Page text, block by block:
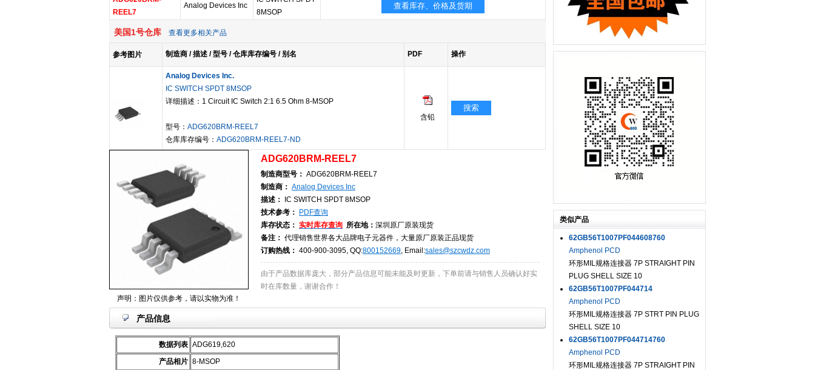
REEL7
Analog Devices Inc
8MSOP
查看库存、价格及货期
美国1号仓库 查看更多相关产品
参考图片 制造商 / 描述 / 型号 / 仓库库存编号 / 别名 PDF 操作
Analog Devices Inc.
IC SWITCH SPDT 8MSOP
详细描述：1 Circuit IC Switch 2:1 6.5 Ohm 8-MSOP
型号： ADG620BRM-REEL7
仓库库存编号： ADG620BRM-REEL7-ND
含铅
搜索
声明：图片仅供参考，请以实物为准！
ADG620BRM-REEL7
制造商型号： ADG620BRM-REEL7
制造商： Analog Devices Inc
描述：
IC SWITCH SPDT 8MSOP
技术参考：
PDF查询
库存状态： 实时库存查询 所在地： 深圳原厂原装现货
备注： 代理销售世界各大品牌电子元器件，大量原厂原装正品现货
订购热线： 400-900-3095, QQ:800152669, Email:sales@szcwdz.com
由于产品数据库庞大，部分产品信息可能未能及时更新，下单前请与销售人员确认好实
时在库数量，谢谢合作！
产品信息
数据列表 ADG619,620
产品相片 8-MSOP
类似产品
62GB56T1007PF044608760
Amphenol PCD
环形MIL规格连接器 7P STRAIGHT PIN
PLUG SHELL SIZE 10
62GB56T1007PF044714
Amphenol PCD
环形MIL规格连接器 7P STRT PIN PLUG
SHELL SIZE 10
62GB56T1007PF044714760
Amphenol PCD
环形MIL规格连接器 7P STRAIGHT PIN